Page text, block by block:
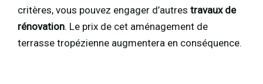
critères, vous pouvez engager d’autres travaux de
rénovation. Le prix de cet aménagement de
terrasse tropézienne augmentera en conséquence.